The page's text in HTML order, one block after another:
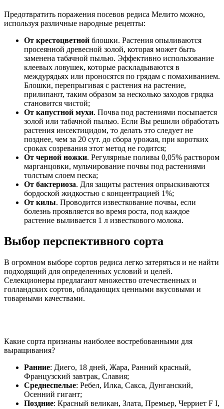
Предотвратить поражения посевов редиса Мелито можно,
используя различные народные рецепты:
От крестоцветной блошки. Растения опыливаются
просеянной древесной золой, которая может быть
заменена табачной пылью. Эффективно использование
клеевых ловушек, которые раскладываются в
междурядьях или проносятся по грядам с помахиванием.
Блошки, перепрыгивая с растения на растение,
прилипают, таким образом за несколько заходов грядка
становится чистой;
От капустной мухи. Почва под растениями посыпается
золой или табачной пылью. Если Вы решили обработать
растения инсектицидом, то делать это следует не
позднее, чем за 20 сут. до сбора урожая, при коротких
сроках созревания этот метод не годится;
От черной ножки. Регулярные поливы 0,05% раствором
марганцовки, мульчирование почвы под растениями
толстым слоем песка;
От бактериоза. Для защиты растения опрыскиваются
бордоской жидкостью с концентрацией 1%;
От килы. Проводится известкование почвы, если
болезнь проявляется во время роста, под каждое
растение выливается 1 л известкового молока.
Выбор перспективного сорта
В огромном выборе сортов редиса легко затеряться и не найти
подходящий для определенных условий и целей.
Селекционеры предлагают множество отечественных и
голландских сортов, обладающих ценными вкусовыми и
товарными качествами.
Какие сорта признаны наиболее востребованными для
выращивания?
Ранние: Диего, 18 дней, Жара, Ранний красный,
Французский завтрак, Славия;
Среднеспелые: Ребел, Илка, Сакса, Дунганский,
Осенний гигант;
Поздние: Красный великан, Злата, Премьер, Черриет F I,